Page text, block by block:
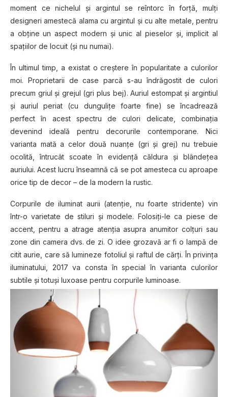
moment ce nichelul și argintul se reîntorc în forță, mulți
designeri amestecă alama cu argintul și cu alte metale, pentru
a obține un aspect modern și unic al pieselor și, implicit al
spațiilor de locuit (și nu numai).
În ultimul timp, a existat o creștere în popularitate a culorilor
moi. Proprietarii de case parcă s-au îndrăgostit de culori
precum griul și grejul (gri plus bej). Auriul estompat și argintiul
și auriul periat (cu dungulițe foarte fine) se încadrează
perfect în acest spectru de culori delicate, combinația
devenind ideală pentru decorurile contemporane. Nici
varianta mată a celor două nuanțe (gri și grej) nu trebuie
ocolită, întrucât scoate în evidență căldura și blândețea
auriului. Acest lucru înseamnă că se pot amesteca cu aproape
orice tip de decor – de la modern la rustic.
Corpurile de iluminat aurii (atenție, nu foarte stridente) vin
într-o varietate de stiluri și modele. Folosiți-le ca piese de
accent, pentru a atrage atenția asupra anumitor colțuri sau
zone din camera dvs. de zi. O idee grozavă ar fi o lampă de
citit aurie, care să lumineze fotoliul și raftul de cărți. În privința
iluminatului, 2017 va consta în special în varianta culorilor
subtile și totuși luxoase pentru corpurile luminoase.